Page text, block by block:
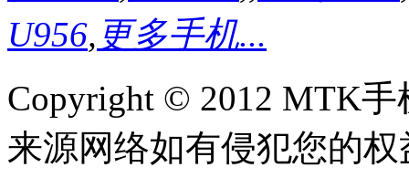
U956, 更多手机...
Copyright © 2012 MTK
来源网络如有侵犯您的